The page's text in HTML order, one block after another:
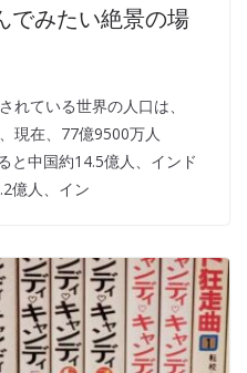
でみたい絶景の場
れている世界の人口は、
現在、77億9500万人
と中国約14.5億人、インド
億人、イン